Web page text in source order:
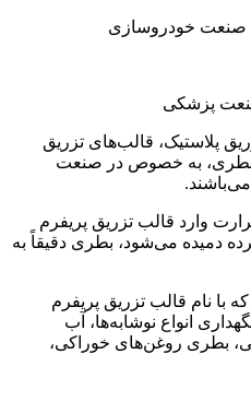
صنعت خودروسازی
پزشکی
پلاستیک، قالب‌های تزریق
بطری، به خصوص در صنعت
وارد قالب تزریق پریفرم
دمیده می‌شود، بطری دقیقاً به
با نام قالب تزریق پریفرم
انواع نوشابه‌ها، آب
بطری روغن‌های خوراکی،